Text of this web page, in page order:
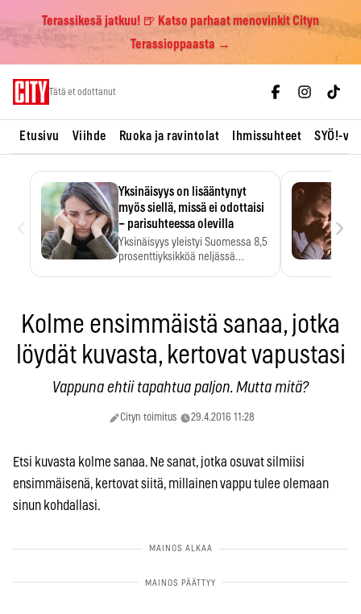
Terassikesä jatkuu! 🍺 Katso parhaat menovinkit Cityn
Terassioppaasta →
Tätä et odottanut
Etusivu Viihde Ruoka ja ravintolat Ihmissuhteet SYÖ!-
Yksinäisyys on lisääntynyt
myös siellä, missä ei odottaisi
– parisuhteessa olevilla
Yksinäisyys yleistyi Suomessa 8,5
prosenttiyksikköä neljässä
›
Kolme ensimmäistä sanaa, jotka
löydät kuvasta, kertovat vapustasi
Vappuna ehtii tapahtua paljon. Mutta mitä?
Cityn toimitus 29.4.2016 11:28
Etsi kuvasta kolme sanaa. Ne sanat, jotka osuvat silmiisi
ensimmäisenä, kertovat siitä, millainen vappu tulee olemaan
sinun kohdallasi.